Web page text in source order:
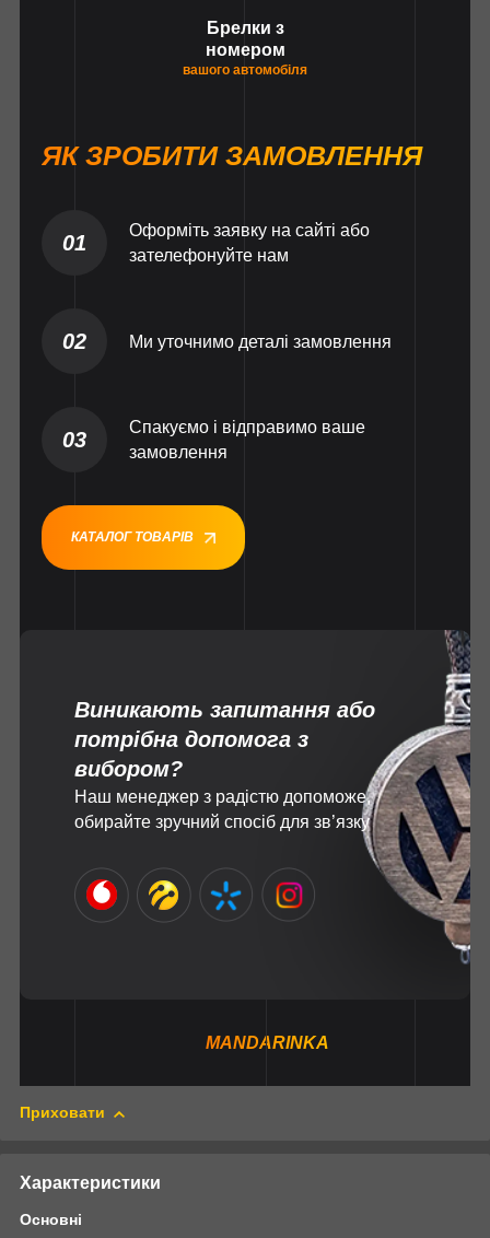
Брелки з
номером
вашого автомобіля
ЯК ЗРОБИТИ ЗАМОВЛЕННЯ
01
Оформіть заявку на сайті або
зателефонуйте нам
02 Ми уточнимо деталі замовлення
03
Спакуємо і відправимо ваше
замовлення
КАТАЛОГ ТОВАРІВ
Виникають запитання або
потрібна допомога з
вибором?
Наш менеджер з радістю допоможе,
обирайте зручний спосіб для зв’язку
MANDARINKA
Приховати
Характеристики
Основні